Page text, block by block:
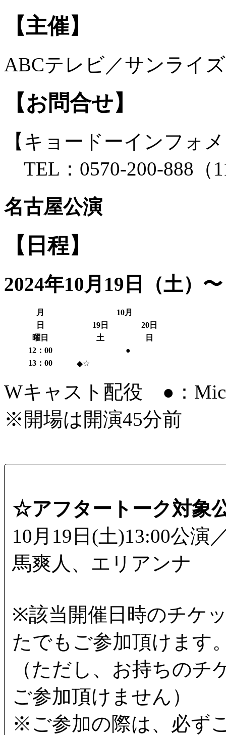
【主催】
ABCテレビ／サンライ
【お問合せ】
【キョードーインフォ
TEL：0570-200-888（
名古屋公演
【日程】
2024年10月19日（土）
月
10月
日
19日
20日
曜日
土
日
12：00
●
13：00
◆☆
Wキャスト配役 ●：
※開場は開演45分前
☆アフタートーク対象
10月19日(土)13:00公演
馬爽人、エリアンナ
※該当開催日時のチケ
たでもご参加頂けます
（ただし、お持ちの
ご参加頂けません）
※ご参加の際は、必ず